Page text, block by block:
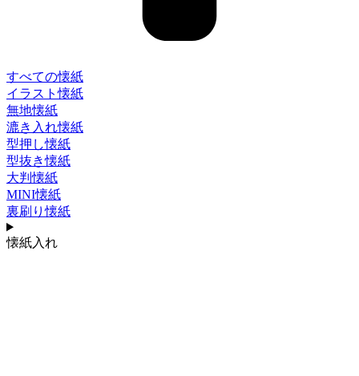
すべての懐紙
イラスト懐紙
無地懐紙
漉き入れ懐紙
型押し懐紙
型抜き懐紙
大判懐紙
MINI懐紙
裏刷り懐紙
懐紙入れ